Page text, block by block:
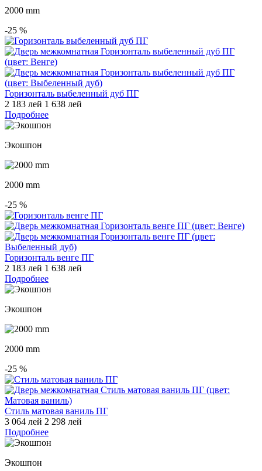
2000 mm
-25 %
Горизонталь выбеленный дуб ПГ
2 183 лей 1 638 лей
Подробнее
Экошпон
2000 mm
-25 %
Горизонталь венге ПГ
2 183 лей 1 638 лей
Подробнее
Экошпон
2000 mm
-25 %
Стиль матовая ваниль ПГ
3 064 лей 2 298 лей
Подробнее
Экошпон